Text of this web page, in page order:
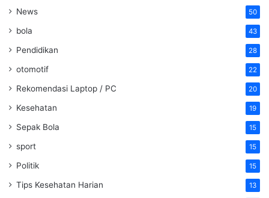
News 50
bola 43
Pendidikan 28
otomotif 22
Rekomendasi Laptop / PC 20
Kesehatan 19
Sepak Bola 15
sport 15
Politik 15
Tips Kesehatan Harian 13